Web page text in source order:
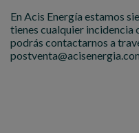
En Acis Energía estamos
tienes cualquier incidencia
podrás contactarnos a